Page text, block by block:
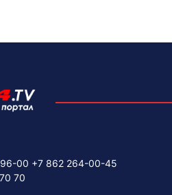
00 +7 862 264-00-45
70